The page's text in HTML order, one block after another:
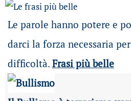
Le parole hanno potere e
darci la forza necessaria
difficoltà. Frasi più belle